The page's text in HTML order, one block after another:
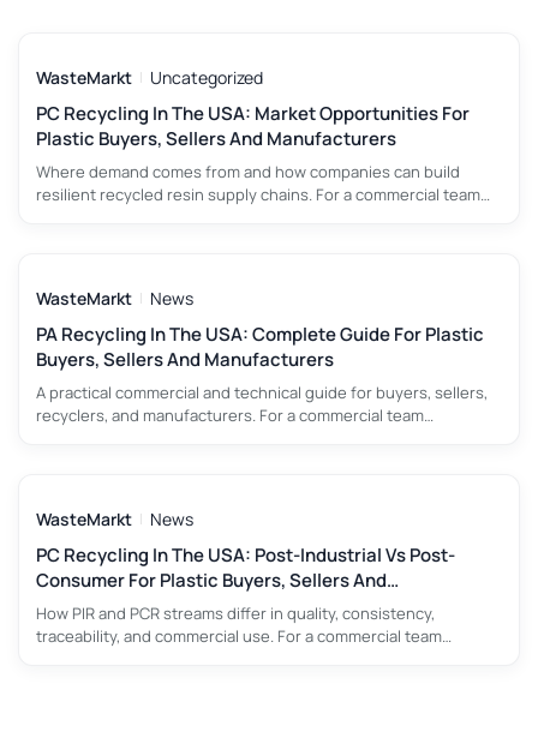
7 ago 2026
WasteMarkt Uncategorized
PC Recycling In The USA: Market Opportunities For
Plastic Buyers, Sellers And Manufacturers
Where demand comes from and how companies can build
resilient recycled resin supply chains. For a commercial team
7 ago 2026
WasteMarkt News
PA Recycling In The USA: Complete Guide For Plastic
Buyers, Sellers And Manufacturers
A practical commercial and technical guide for buyers, sellers,
recyclers, and manufacturers. For a commercial team
package, melt history,
7 ago 2026
WasteMarkt News
PC Recycling In The USA: Post-Industrial Vs Post-
Consumer For Plastic Buyers, Sellers And
Manufacturers
How PIR and PCR streams differ in quality, consistency,
traceability, and commercial use. For a commercial team